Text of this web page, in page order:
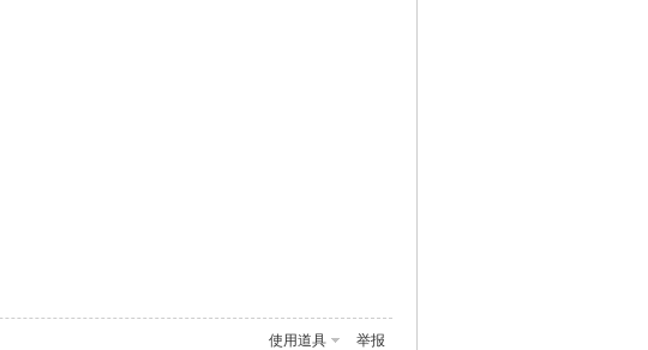
使用道具 举报